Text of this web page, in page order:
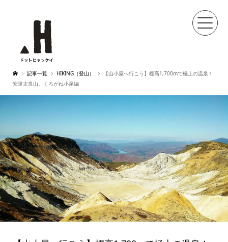
記事一覧 HIKING（登山）
【山小屋へ行こう】標高1,700mで極上の温泉！
安達太良山、くろがね小屋編